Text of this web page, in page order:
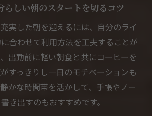
らしい朝のスタートを切るコツ
実した朝を迎えるには、自分のライ
合わせて利用方法を工夫することが
出勤前に軽い朝食と共にコーヒーを
すっきりし一日のモチベーションも
かな時間帯を活かして、手帳やノー
き出すのもおすすめです。